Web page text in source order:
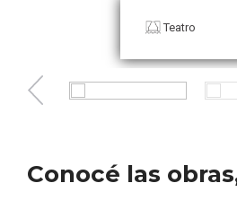
Teatro
Conocé las